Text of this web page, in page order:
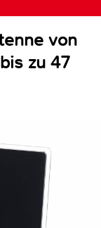
von
zu 47